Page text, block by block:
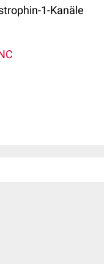
1-Kanäle